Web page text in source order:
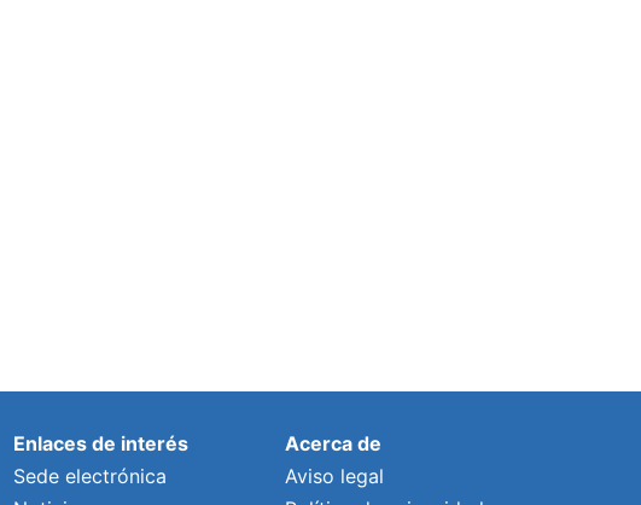
Enlaces de interés
Sede electrónica
Acerca de
Aviso legal